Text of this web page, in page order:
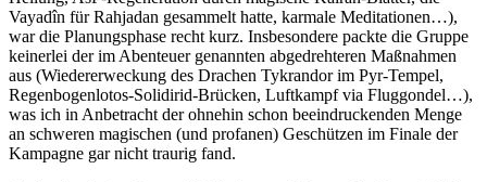
Vayadîn für Rahjadan gesammelt hatte, karmale Meditationen…),
war die Planungsphase recht kurz. Insbesondere packte die Gruppe
keinerlei der im Abenteuer genannten abgedrehteren Maßnahmen
aus (Wiedererweckung des Drachen Tykrandor im Pyr-Tempel,
Regenbogenlotos-Solidirid-Brücken, Luftkampf via Fluggondel…),
was ich in Anbetracht der ohnehin schon beeindruckenden Menge
an schweren magischen (und profanen) Geschützen im Finale der
Kampagne gar nicht traurig fand.